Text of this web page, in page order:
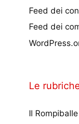
Feed dei
Feed dei
Le
Il Rompiballe